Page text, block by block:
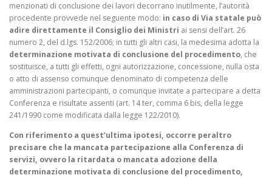
menzionati di conclusione dei lavori decorrano inutilmente, l’autorità
procedente provvede nel seguente modo: in caso di Via statale può
adire direttamente il Consiglio dei Ministri ai sensi dell’art. 26
numero 2, del d.lgs. 152/2006; in tutti gli altri casi, la medesima adotta la
determinazione motivata di conclusione del procedimento, che
sostituisce, a tutti gli effetti, ogni autorizzazione, concessione, nulla osta
o atto di assenso comunque denominato di competenza delle
amministrazioni partecipanti, o comunque invitate a partecipare a detta
Conferenza e risultate assenti (art. 14 ter, comma 6 bis, della legge
241/1990 come modificata dalla legge 122/2010).
Con riferimento a quest’ultima ipotesi, occorre peraltro
precisare che la mancata partecipazione alla Conferenza di
servizi, ovvero la ritardata o mancata adozione della
determinazione motivata di conclusione del procedimento,